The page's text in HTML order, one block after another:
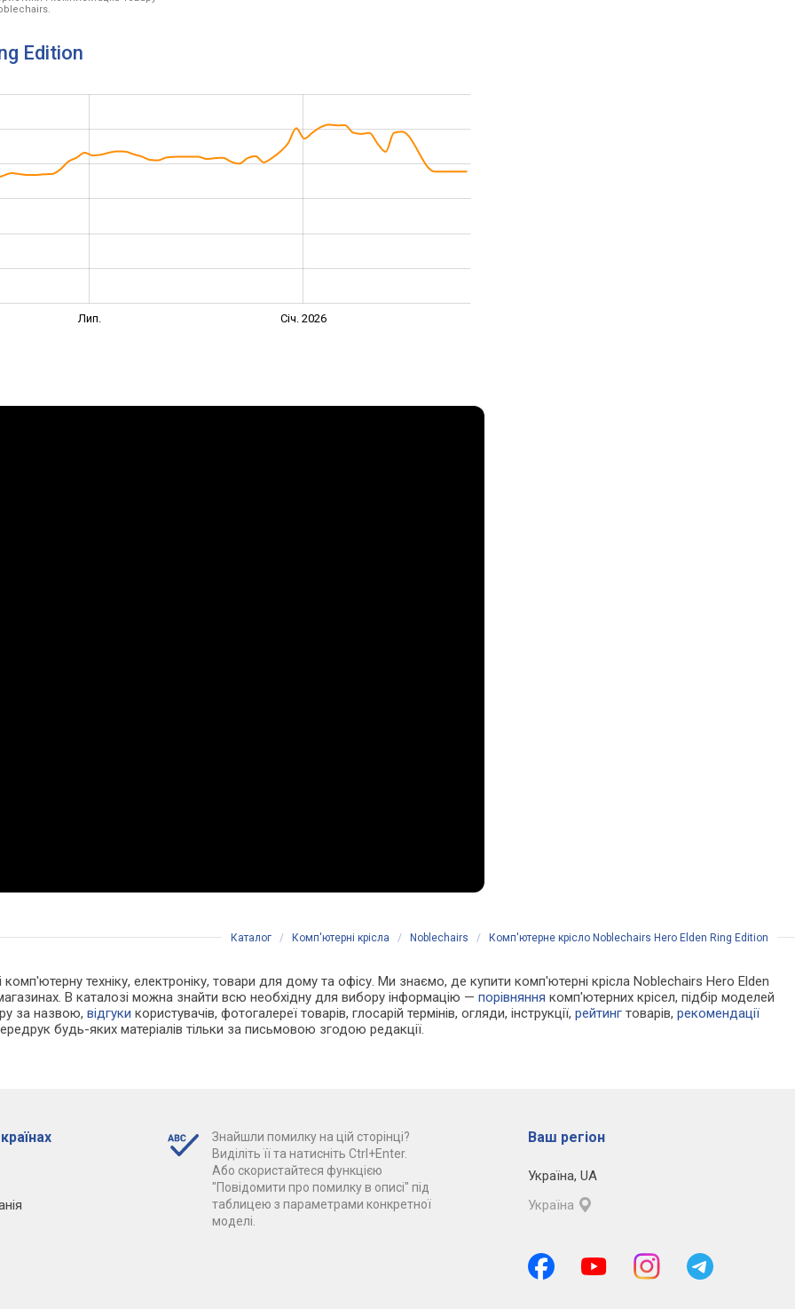
Edition
Лип. Січ. 2026
Каталог / Комп'ютерні крісла / Noblechairs / Комп'ютерне крісло Noblechairs Hero Elden Ring Edition
комп'ютерну техніку, електроніку, товари для дому та офісу. Ми знаємо, де купити комп'ютерні крісла Noblechairs Hero Elden
В каталозі можна знайти всю необхідну для вибору інформацію —порівняння комп'ютерних крісел, підбір моделей
за назвою,відгуки користувачів, фотогалереї товарів, глосарій термінів, огляди, інструкції,рейтинг товарів,рекомендації
будь-яких матеріалів тільки за письмовою згодою редакції.
Знайшли помилку на цій сторінці?
Виділіть її та натисніть Ctrl+Enter.
Або скористайтеся функцією
"Повідомити про помилку в описі" під
таблицею з параметрами конкретної
моделі.
Ваш регіон
Україна, UA
Україна